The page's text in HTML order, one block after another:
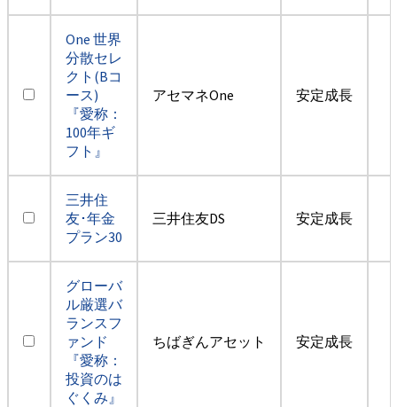
One 世界
分散セレ
クト(Bコ
ース)
『愛称：
100年ギ
フト』
アセマネOne 安定成長
三井住
友･年金
プラン30
三井住友DS 安定成長
グローバ
ル厳選バ
ランスフ
ァンド
『愛称：
投資のは
ぐくみ』
ちばぎんアセット 安定成長